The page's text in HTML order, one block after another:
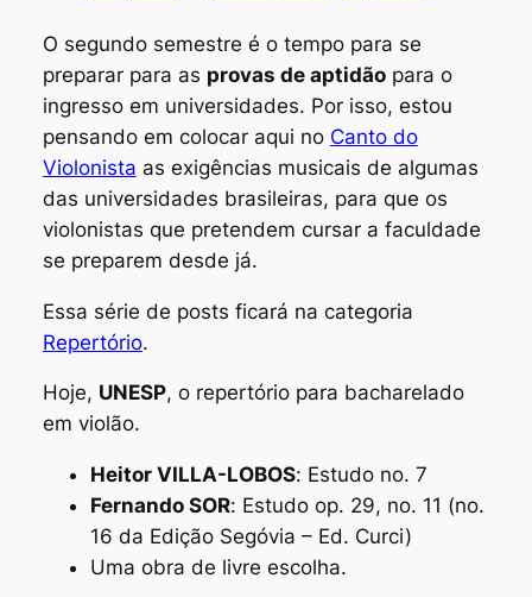
O segundo semestre é o tempo para se
preparar para as provas de aptidãopara o
ingresso em universidades. Por isso, estou
pensando em colocar aqui no Canto do
Violonista as exigências musicais de algumas
das universidades brasileiras, para que os
violonistas que pretendem cursar a faculdade
se preparem desde já.
Essa série de posts ficará na categoria
Repertório.
Hoje, UNESP, o repertório para bacharelado
em violão.
Heitor VILLA-LOBOS: Estudo no. 7
Fernando SOR: Estudo op. 29, no. 11 (no.
16 da Edição Segóvia – Ed. Curci)
Uma obra de livre escolha.